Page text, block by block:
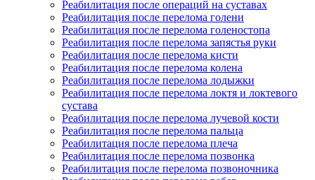
Реабилитация после операций на суставах
Реабилитация после перелома голени
Реабилитация после перелома голеностопа
Реабилитация после перелома запястья руки
Реабилитация после перелома кисти
Реабилитация после перелома колена
Реабилитация после перелома лодыжки
Реабилитация после перелома локтя и локтевого
сустава
Реабилитация после перелома лучевой кости
Реабилитация после перелома пальца
Реабилитация после перелома плеча
Реабилитация после перелома позвонка
Реабилитация после перелома позвоночника